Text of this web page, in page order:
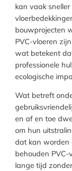
kan vaak
bouwprojecten
PVC-vloeren
wat betekent
professionele
ecologische
Wat betreft
en af en toe
om hun
dat kan worden
behouden
lange tijd